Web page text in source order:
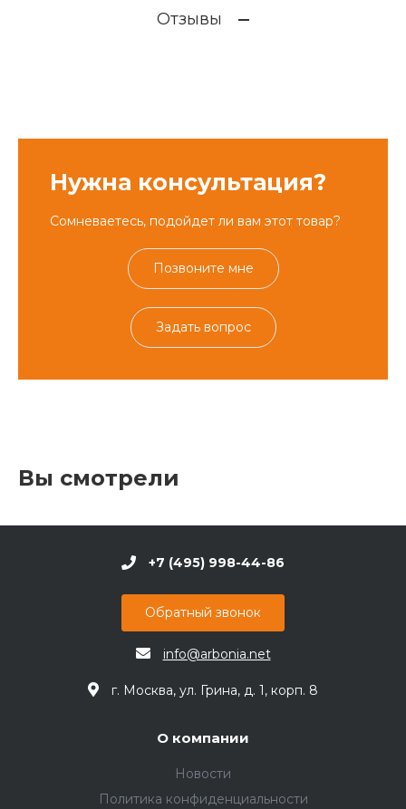
Отзывы
Нужна консультация?
Сомневаетесь, подойдет ли вам этот товар?
Позвоните мне
Задать вопрос
Вы смотрели
+7 (495) 998-44-86
Обратный звонок
info@arbonia.net
г. Москва, ул. Грина, д. 1, корп. 8
О компании
Новости
Политика конфиденциальности